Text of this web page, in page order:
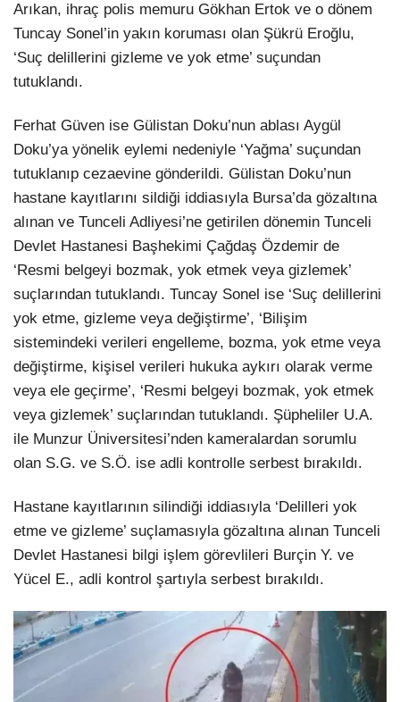
Arıkan, ihraç polis memuru Gökhan Ertok ve o dönem
Tuncay Sonel’in yakın koruması olan Şükrü Eroğlu,
‘Suç delillerini gizleme ve yok etme’ suçundan
tutuklandı.
Ferhat Güven ise Gülistan Doku’nun ablası Aygül
Doku’ya yönelik eylemi nedeniyle ‘Yağma’ suçundan
tutuklanıp cezaevine gönderildi. Gülistan Doku’nun
hastane kayıtlarını sildiği iddiasıyla Bursa’da gözaltına
alınan ve Tunceli Adliyesi’ne getirilen dönemin Tunceli
Devlet Hastanesi Başhekimi Çağdaş Özdemir de
‘Resmi belgeyi bozmak, yok etmek veya gizlemek’
suçlarından tutuklandı. Tuncay Sonel ise ‘Suç delillerini
yok etme, gizleme veya değiştirme’, ‘Bilişim
sistemindeki verileri engelleme, bozma, yok etme veya
değiştirme, kişisel verileri hukuka aykırı olarak verme
veya ele geçirme’, ‘Resmi belgeyi bozmak, yok etmek
veya gizlemek’ suçlarından tutuklandı. Şüpheliler U.A.
ile Munzur Üniversitesi’nden kameralardan sorumlu
olan S.G. ve S.Ö. ise adli kontrolle serbest bırakıldı.
Hastane kayıtlarının silindiği iddiasıyla ‘Delilleri yok
etme ve gizleme’ suçlamasıyla gözaltına alınan Tunceli
Devlet Hastanesi bilgi işlem görevlileri Burçin Y. ve
Yücel E., adli kontrol şartıyla serbest bırakıldı.